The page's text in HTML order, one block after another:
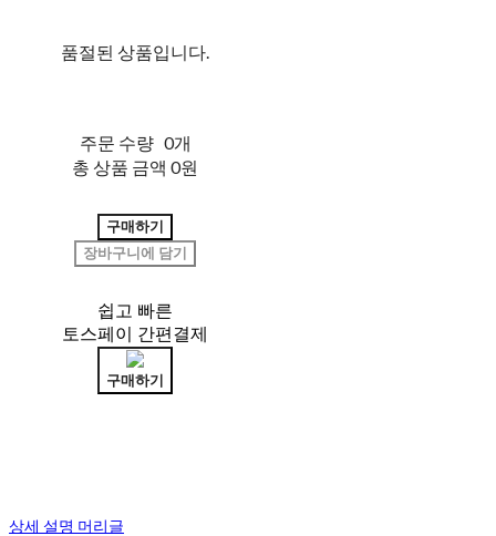
품절된 상품입니다.
주문 수량 0개
총 상품 금액 0원
구매하기
장바구니에 담기
쉽고 빠른
토스페이 간편결제
구매하기
상세 설명 머리글